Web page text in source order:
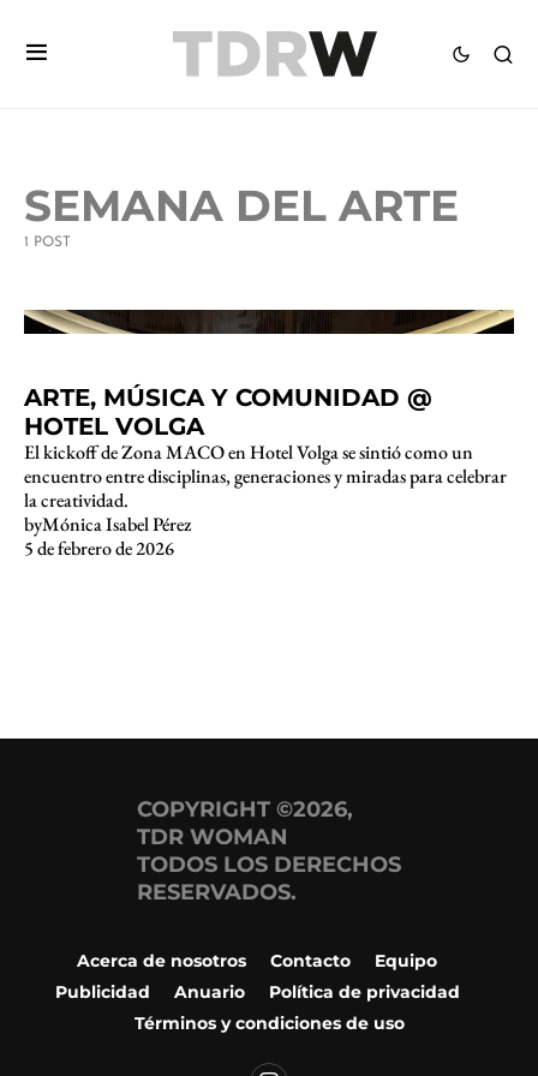
SEMANA DEL ARTE
1 POST
2 minute read
ARTE, MÚSICA Y COMUNIDAD @
HOTEL VOLGA
El kickoff de Zona MACO en Hotel Volga se sintió como un
encuentro entre disciplinas, generaciones y miradas para celebrar
la creatividad.
byMónica Isabel Pérez
5 de febrero de 2026
COPYRIGHT ©2026,
TDR WOMAN
TODOS LOS DERECHOS
RESERVADOS.
Acerca de nosotros Contacto
Equipo
Publicidad
Anuario
Política de privacidad
Términos y condiciones de uso